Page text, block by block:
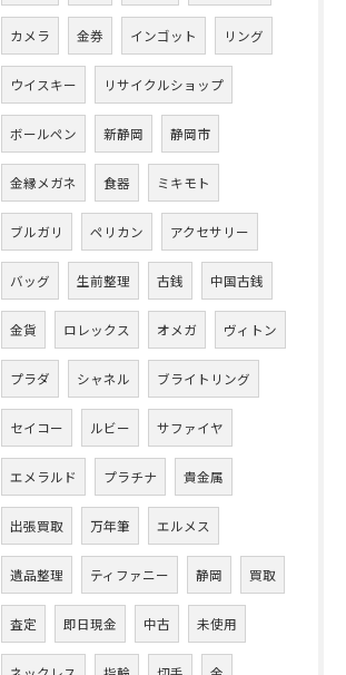
カメラ 金券 インゴット リング
ウイスキー リサイクルショップ
ボールペン 新静岡 静岡市
金縁メガネ 食器 ミキモト
ブルガリ ペリカン アクセサリー
バッグ 生前整理 古銭 中国古銭
金貨 ロレックス オメガ ヴィトン
プラダ シャネル ブライトリング
セイコー ルビー サファイヤ
エメラルド プラチナ 貴金属
出張買取 万年筆 エルメス
遺品整理 ティファニー 静岡 買取
査定 即日現金 中古 未使用